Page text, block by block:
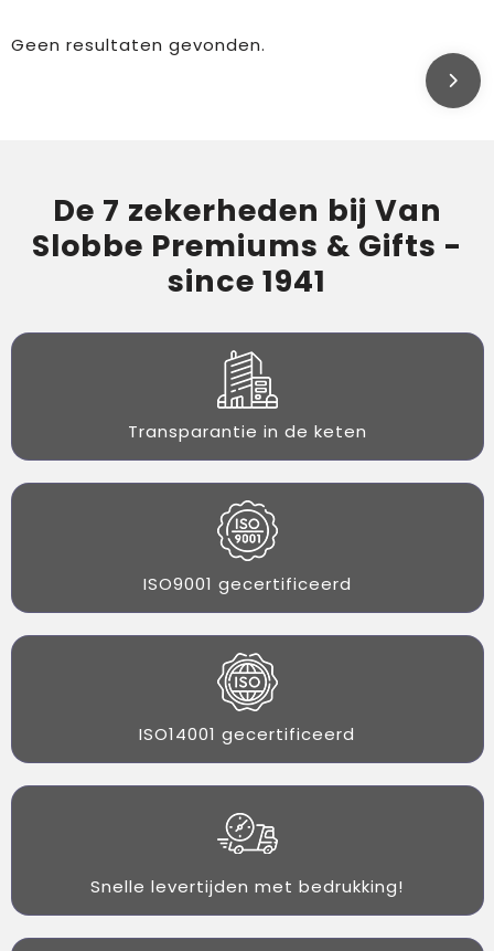
Geen resultaten gevonden.
De 7 zekerheden bij Van
Slobbe Premiums & Gifts -
since 1941
Transparantie in de keten
ISO9001 gecertificeerd
ISO14001 gecertificeerd
Snelle levertijden met bedrukking!